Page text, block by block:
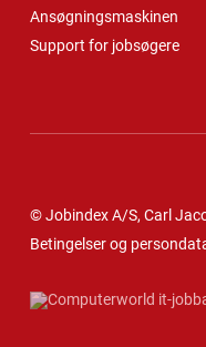
Ansøgningsmaskinen
Support for jobsøgere
© Jobindex A/S, Carl
Betingelser og